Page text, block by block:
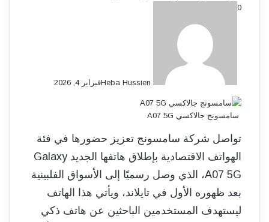
Heba Hussienفبراير 4, 2026
0
سامسونج جالاكسي A07 5G
تواصل شركة سامسونج تعزيز حضورها في فئة
الهواتف الاقتصادية بإطلاق هاتفها الجديد Galaxy
A07 5G، الذي وصل رسميًا إلى الأسواق الفلبينية
بعد ظهوره الأول في تايلاند، ويأتي هذا الهاتف
ليستهدف المستخدمين الباحثين عن هاتف ذكي